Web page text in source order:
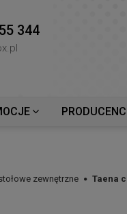
344
zewnętrzne Taena